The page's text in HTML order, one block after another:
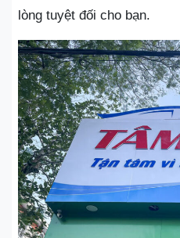
lòng tuyệt đối cho bạn.